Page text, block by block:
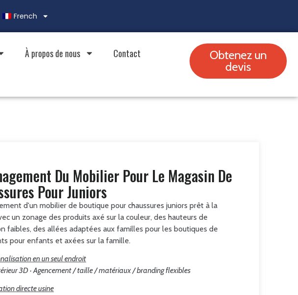
French
À propos de nous
Contact
Obtenez un
devis
Du Mobilier Pour Le Magasin De
Pour Juniors
d'un mobilier de boutique pour chaussures juniors prêt à la
un zonage des produits axé sur la couleur, des hauteurs de
faibles, des allées adaptées aux familles pour les boutiques de
pour enfants et axées sur la famille.
en un seul endroit
3D · Agencement / taille / matériaux / branding flexibles
directe usine